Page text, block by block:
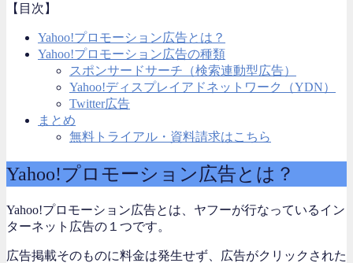
【目次】
Yahoo!プロモーション広告とは？
Yahoo!プロモーション広告の種類
スポンサードサーチ（検索連動型広告）
Yahoo!ディスプレイアドネットワーク（YDN）
Twitter広告
まとめ
無料トライアル・資料請求はこちら
Yahoo!プロモーション広告とは？
Yahoo!プロモーション広告とは、ヤフーが行なっているイン
ターネット広告の１つです。
広告掲載そのものに料金は発生せず、広告がクリックされた